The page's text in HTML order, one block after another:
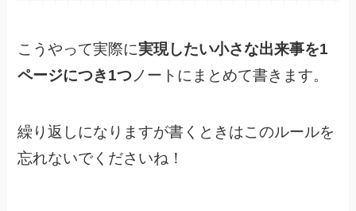
こうやって実際に実現したい小さな出来事を1
ページにつき1つ ノートにまとめて書きます。
繰り返しになりますが書くときはこのルールを
忘れないでくださいね！